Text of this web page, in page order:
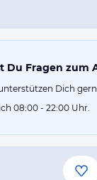
Du Fragen zum
Dich
08:00 - 22:00 Uhr.